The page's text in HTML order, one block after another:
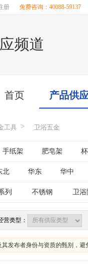
册 免费咨询：40088-59137
频道
首页 产品供
工具 > 卫浴五金
手纸架 肥皂架
龙头 水瓢
北 华东 华中
龙江 内蒙古 江苏
州 云南 西藏
列 不锈钢 卫浴
营类型：
发布者身份与资质的甄别，